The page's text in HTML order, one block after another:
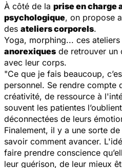
À côté de la prise en charge
psychologique, on propose
des ateliers corporels.
Yoga, morphing... ces
anorexiques de retrouver un
avec leur corps.
"Ce que je fais beaucoup,
personnel. Se rendre compte
créativité, de ressource à
souvent les patientes
déconnectées de leurs
Finalement, il y a une sorte
savoir comment avancer.
faire prendre conscience
leur guérison, de leur mieux